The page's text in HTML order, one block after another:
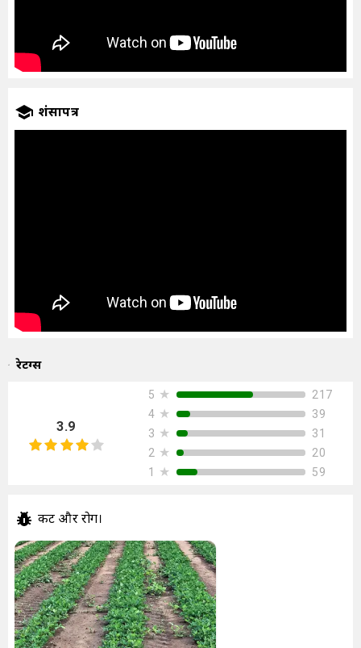
प्रशंसापत्र
रेटिंग्स
3.9
5 ★
217
4 ★
39
3 ★
31
2 ★
20
1
★ 59
कीट और रोग।